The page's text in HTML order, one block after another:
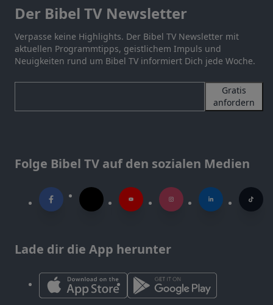
Der Bibel TV Newsletter
Verpasse keine Highlights. Der Bibel TV Newsletter mit
aktuellen Programmtipps, geistlichem Impuls und
Neuigkeiten rund um Bibel TV informiert Dich jede Woche.
Gratis
anfordern
Folge Bibel TV auf den sozialen Medien
Lade dir die App herunter